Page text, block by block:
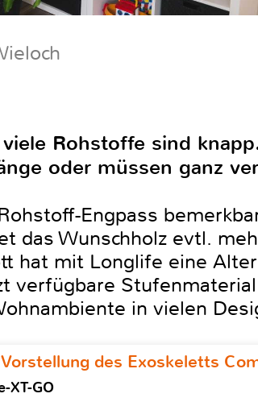
Rohstoffe sind
oder müssen ganz
Engpass
das Wunschholz evtl.
hat mit Longlife eine
verfügbare
in vielen
des Exoskeletts
XT-GO